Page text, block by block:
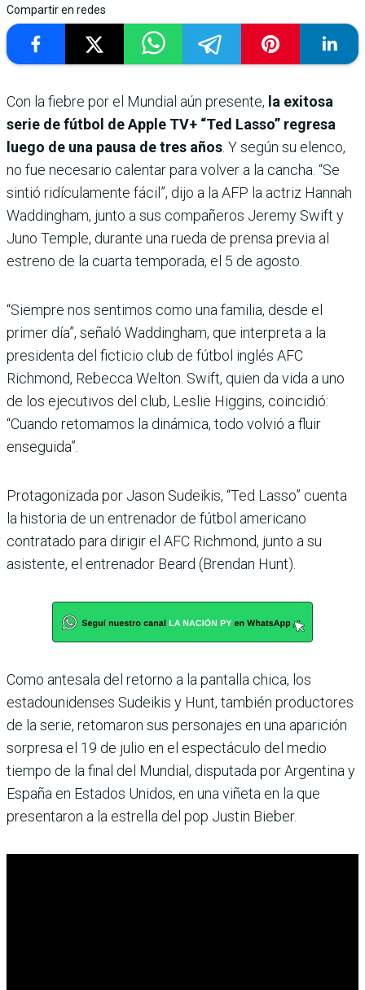
Compartir en redes
Con la fiebre por el Mundial aún presente, la exitosa
serie de fútbol de Apple TV+ “Ted Lasso” regresa
luego de una pausa de tres años . Y según su elenco,
no fue necesario calentar para volver a la cancha. “Se
sintió ridículamente fácil”, dijo a la AFP la actriz Hannah
Waddingham, junto a sus compañeros Jeremy Swift y
Juno Temple, durante una rueda de prensa previa al
estreno de la cuarta temporada, el 5 de agosto.
“Siempre nos sentimos como una familia, desde el
primer día”, señaló Waddingham, que interpreta a la
presidenta del ficticio club de fútbol inglés AFC
Richmond, Rebecca Welton. Swift, quien da vida a uno
de los ejecutivos del club, Leslie Higgins, coincidió:
“Cuando retomamos la dinámica, todo volvió a fluir
enseguida”.
Protagonizada por Jason Sudeikis, “Ted Lasso” cuenta
la historia de un entrenador de fútbol americano
contratado para dirigir el AFC Richmond, junto a su
asistente, el entrenador Beard (Brendan Hunt).
Como antesala del retorno a la pantalla chica, los
estadounidenses Sudeikis y Hunt, también productores
de la serie, retomaron sus personajes en una aparición
sorpresa el 19 de julio en el espectáculo del medio
tiempo de la final del Mundial, disputada por Argentina y
España en Estados Unidos, en una viñeta en la que
presentaron a la estrella del pop Justin Bieber.